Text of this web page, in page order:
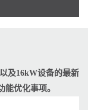
及16kW设备的最新
优化事项。